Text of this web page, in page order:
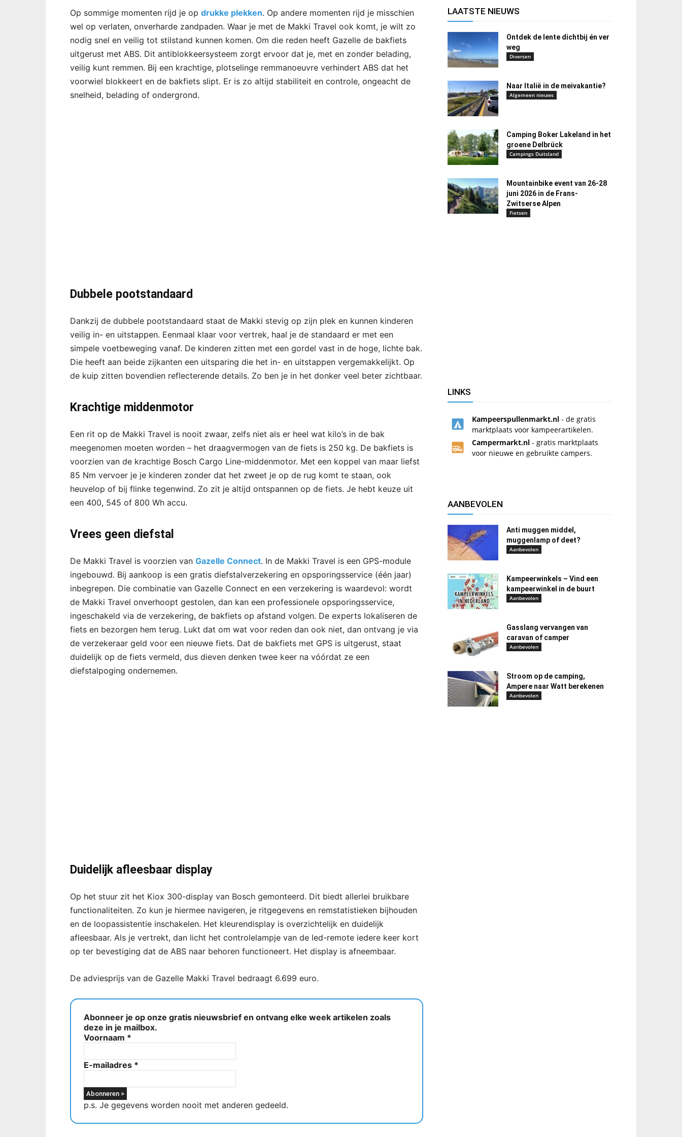
Op sommige momenten rijd je op drukke plekken. Op andere momenten rijd je misschien
wel op verlaten, onverharde zandpaden. Waar je met de Makki Travel ook komt, je wilt zo
nodig snel en veilig tot stilstand kunnen komen. Om die reden heeft Gazelle de bakfiets
uitgerust met ABS. Dit antiblokkeersysteem zorgt ervoor dat je, met en zonder belading,
veilig kunt remmen. Bij een krachtige, plotselinge remmanoeuvre verhindert ABS dat het
voorwiel blokkeert en de bakfiets slipt. Er is zo altijd stabiliteit en controle, ongeacht de
snelheid, belading of ondergrond.
Dubbele pootstandaard
Dankzij de dubbele pootstandaard staat de Makki stevig op zijn plek en kunnen kinderen
veilig in- en uitstappen. Eenmaal klaar voor vertrek, haal je de standaard er met een
simpele voetbeweging vanaf. De kinderen zitten met een gordel vast in de hoge, lichte bak.
Die heeft aan beide zijkanten een uitsparing die het in- en uitstappen vergemakkelijkt. Op
de kuip zitten bovendien reflecterende details. Zo ben je in het donker veel beter zichtbaar.
Krachtige middenmotor
Een rit op de Makki Travel is nooit zwaar, zelfs niet als er heel wat kilo’s in de bak
meegenomen moeten worden – het draagvermogen van de fiets is 250 kg. De bakfiets is
voorzien van de krachtige Bosch Cargo Line-middenmotor. Met een koppel van maar liefst
85 Nm vervoer je je kinderen zonder dat het zweet je op de rug komt te staan, ook
heuvelop of bij flinke tegenwind. Zo zit je altijd ontspannen op de fiets. Je hebt keuze uit
een 400, 545 of 800 Wh accu.
Vrees geen diefstal
De Makki Travel is voorzien van Gazelle Connect. In de Makki Travel is een GPS-module
ingebouwd. Bij aankoop is een gratis diefstalverzekering en opsporingsservice (één jaar)
inbegrepen. Die combinatie van Gazelle Connect en een verzekering is waardevol: wordt
de Makki Travel onverhoopt gestolen, dan kan een professionele opsporingsservice,
ingeschakeld via de verzekering, de bakfiets op afstand volgen. De experts lokaliseren de
fiets en bezorgen hem terug. Lukt dat om wat voor reden dan ook niet, dan ontvang je via
de verzekeraar geld voor een nieuwe fiets. Dat de bakfiets met GPS is uitgerust, staat
duidelijk op de fiets vermeld, dus dieven denken twee keer na vóórdat ze een
diefstalpoging ondernemen.
Duidelijk afleesbaar display
Op het stuur zit het Kiox 300-display van Bosch gemonteerd. Dit biedt allerlei bruikbare
functionaliteiten. Zo kun je hiermee navigeren, je ritgegevens en remstatistieken bijhouden
en de loopassistentie inschakelen. Het kleurendisplay is overzichtelijk en duidelijk
afleesbaar. Als je vertrekt, dan licht het controlelampje van de led-remote iedere keer kort
op ter bevestiging dat de ABS naar behoren functioneert. Het display is afneembaar.
De adviesprijs van de Gazelle Makki Travel bedraagt 6.699 euro.
Abonneer je op onze gratis nieuwsbrief en ontvang elke week artikelen zoals
deze in je mailbox.
Voornaam *
E-mailadres *
p.s. Je gegevens worden nooit met anderen gedeeld.
LAATSTE NIEUWS
Ontdek de lente dichtbij én ver
weg
Diversen
Naar Italië in de meivakantie?
Algemeen nieuws
Camping Boker Lakeland in het
groene Delbrück
Campings Duitsland
Mountainbike event van 26-28
juni 2026 in de Frans-
Zwitserse Alpen
Fietsen
LINKS
Kampeerspullenmarkt.nl - de gratis
marktplaats voor kampeerartikelen.
Campermarkt.nl - gratis marktplaats
voor nieuwe en gebruikte campers.
AANBEVOLEN
Anti muggen middel,
muggenlamp of deet?
Aanbevolen
Kampeerwinkels – Vind een
kampeerwinkel in de buurt
Aanbevolen
Gasslang vervangen van
caravan of camper
Aanbevolen
Stroom op de camping,
Ampere naar Watt berekenen
Aanbevolen